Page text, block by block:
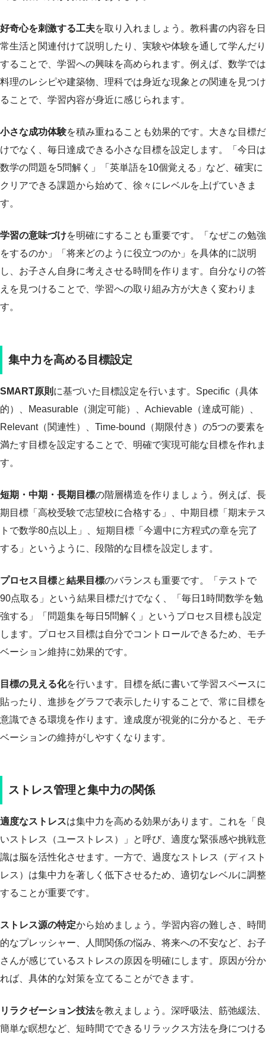
好奇心を刺激する工夫を取り入れましょう。教科書の内容を日
常生活と関連付けて説明したり、実験や体験を通して学んだり
することで、学習への興味を高められます。例えば、数学では
料理のレシピや建築物、理科では身近な現象との関連を見つけ
ることで、学習内容が身近に感じられます。
小さな成功体験を積み重ねることも効果的です。大きな目標だ
けでなく、毎日達成できる小さな目標を設定します。「今日は
数学の問題を5問解く」「英単語を10個覚える」など、確実に
クリアできる課題から始めて、徐々にレベルを上げていきま
す。
学習の意味づけを明確にすることも重要です。「なぜこの勉強
をするのか」「将来どのように役立つのか」を具体的に説明
し、お子さん自身に考えさせる時間を作ります。自分なりの答
えを見つけることで、学習への取り組み方が大きく変わりま
す。
集中力を高める目標設定
SMART原則 に基づいた目標設定を行います。Specific（具体
的）、Measurable（測定可能）、Achievable（達成可能）、
Relevant（関連性）、Time-bound（期限付き）の5つの要素を
満たす目標を設定することで、明確で実現可能な目標を作れま
す。
短期・中期・長期目標の階層構造を作りましょう。例えば、長
期目標「高校受験で志望校に合格する」、中期目標「期末テス
トで数学80点以上」、短期目標「今週中に方程式の章を完了
する」というように、段階的な目標を設定します。
プロセス目標と結果目標のバランスも重要です。「テストで
90点取る」という結果目標だけでなく、「毎日1時間数学を勉
強する」「問題集を毎日5問解く」というプロセス目標も設定
します。プロセス目標は自分でコントロールできるため、モチ
ベーション維持に効果的です。
目標の見える化を行います。目標を紙に書いて学習スペースに
貼ったり、進捗をグラフで表示したりすることで、常に目標を
意識できる環境を作ります。達成度が視覚的に分かると、モチ
ベーションの維持がしやすくなります。
ストレス管理と集中力の関係
適度なストレスは集中力を高める効果があります。これを「良
いストレス（ユーストレス）」と呼び、適度な緊張感や挑戦意
識は脳を活性化させます。一方で、過度なストレス（ディスト
レス）は集中力を著しく低下させるため、適切なレベルに調整
することが重要です。
ストレス源の特定から始めましょう。学習内容の難しさ、時間
的なプレッシャー、人間関係の悩み、将来への不安など、お子
さんが感じているストレスの原因を明確にします。原因が分か
れば、具体的な対策を立てることができます。
リラクゼーション技法を教えましょう。深呼吸法、筋弛緩法、
簡単な瞑想など、短時間でできるリラックス方法を身につける